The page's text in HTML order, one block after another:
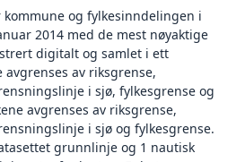
og fylkesinndelingen i
2014 med de mest nøyaktige
digitalt og samlet i ett
av riksgrense,
i sjø, fylkesgrense og
avgrenses av riksgrense,
i sjø og fylkesgrense.
grunnlinje og 1 nautisk